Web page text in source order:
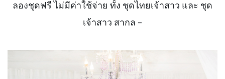
ลองชุดฟรี ไม่มีค่าใช้จ่าย ทั้ง ชุดไทยเจ้าสาว และ ชุด
เจ้าสาว สากล -